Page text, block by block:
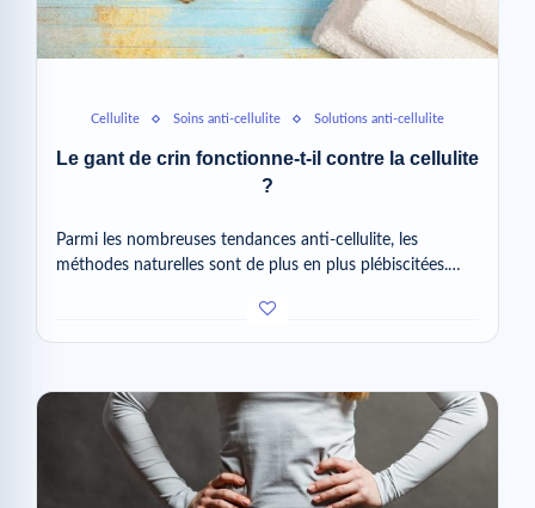
Cellulite Soins anti-cellulite Solutions anti-cellulite
Le gant de crin fonctionne-t-il contre la cellulite
?
Parmi les nombreuses tendances anti-cellulite, les
méthodes naturelles sont de plus en plus plébiscitées.…